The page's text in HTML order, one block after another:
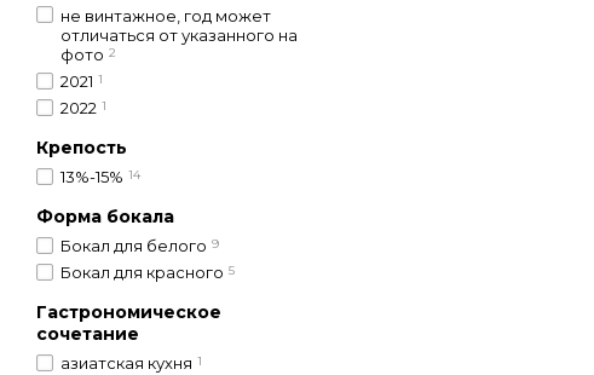
не винтажное, год может
отличаться от указанного на
фото 2
2021 1
2022 1
Крепость
13%-15% 14
Форма бокала
Бокал для белого 9
Бокал для красного 5
Гастрономическое
сочетание
азиатская кухня 1